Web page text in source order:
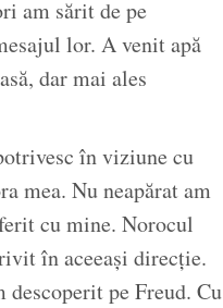
am sărit de pe
lor. A venit apă
dar mai ales
în viziune cu
mea. Nu neapărat am
cu mine. Norocul
în aceeași direcție.
descoperit pe Freud. Cu